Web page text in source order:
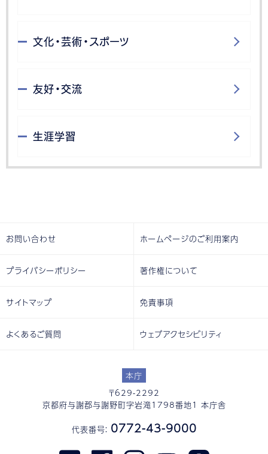
文化・芸術・スポーツ
友好・交流
生涯学習
本庁
〒629-2292
京都府与謝郡与謝野町字岩滝1798番地1 本庁舎
代表番号： 0772-43-9000
お問い合わせ ホームページのご利用案内
プライバシーポリシー 著作権について
サイトマップ 免責事項
よくあるご質問 ウェブアクセシビリティ